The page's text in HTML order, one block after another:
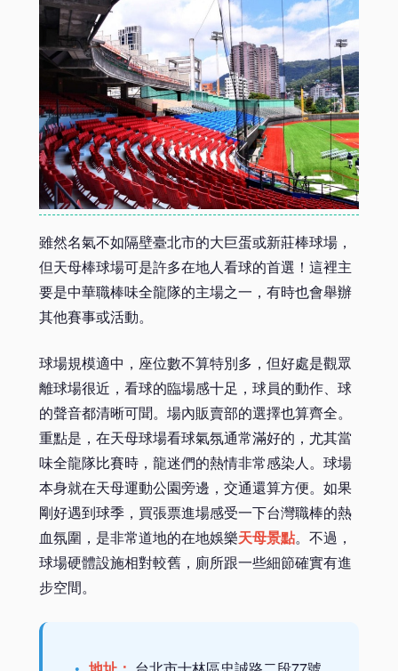
雖然名氣不如隔壁臺北市的大巨蛋或新莊棒球場，
但天母棒球場可是許多在地人看球的首選！這裡主
要是中華職棒味全龍隊的主場之一，有時也會舉辦
其他賽事或活動。
球場規模適中，座位數不算特別多，但好處是觀眾
離球場很近，看球的臨場感十足，球員的動作、球
的聲音都清晰可聞。場內販賣部的選擇也算齊全。
重點是，在天母球場看球氣氛通常滿好的，尤其當
味全龍隊比賽時，龍迷們的熱情非常感染人。球場
本身就在天母運動公園旁邊，交通還算方便。如果
剛好遇到球季，買張票進場感受一下台灣職棒的熱
血氛圍，是非常道地的在地娛樂天母景點。不過，
球場硬體設施相對較舊，廁所跟一些細節確實有進
步空間。